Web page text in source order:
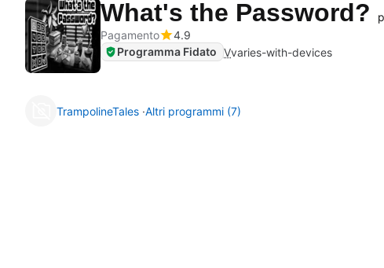
What's the Password?
Pagamento
4.9
Programma Fidato Vvaries-with-devices
TrampolineTales Altri programmi (7)